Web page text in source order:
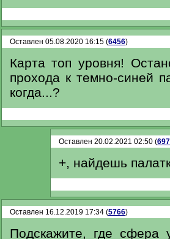
Оставлен 05.08.2020 16:15 (6456)
Карта топ уровня!
прохода к темно-синей
когда...?
Оставлен 20.02.2021 02:50 (
+, найдешь
Оставлен 16.12.2019 17:34 (5766)
Подскажите, где сфера